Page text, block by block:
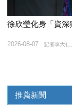
徐欣瑩化身「資
記者季大仁
2026-08-07
推薦新聞